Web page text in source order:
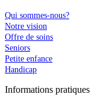
Qui sommes-nous?
Notre vision
Offre de soins
Seniors
Petite enfance
Handicap
Informations pratiques